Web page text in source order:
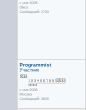
с ноя 2008
Омск
Сообщений: 2700
Programmist
Участник
с ноя 2008
Москва
Сообщений: 3826